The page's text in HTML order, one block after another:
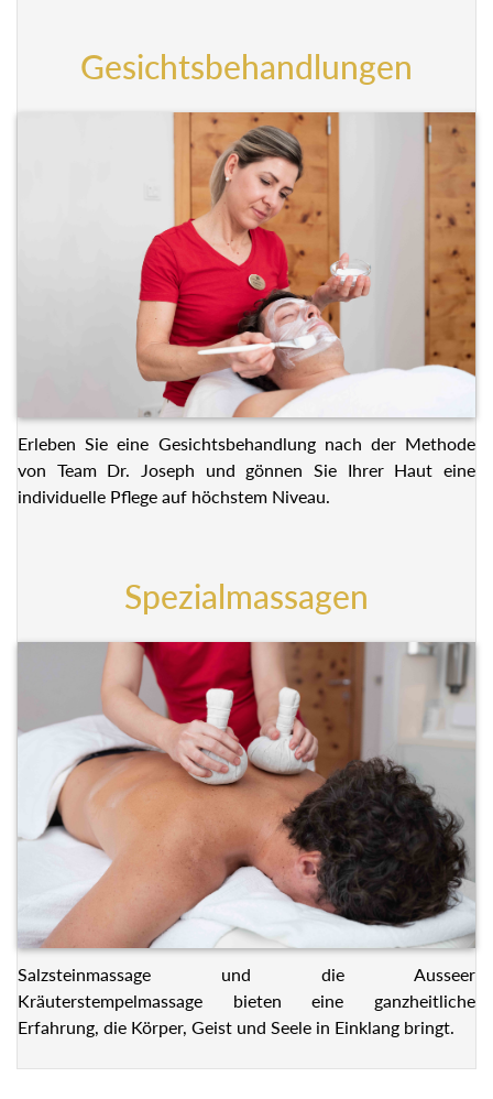
Gesichtsbehandlungen
Erleben Sie eine Gesichtsbehandlung nach der Methode
von Team Dr. Joseph und gönnen Sie Ihrer Haut eine
individuelle Pflege auf höchstem Niveau.
Spezialmassagen
Salzsteinmassage und die Ausseer
Kräuterstempelmassage bieten eine ganzheitliche
Erfahrung, die Körper, Geist und Seele in Einklang bringt.